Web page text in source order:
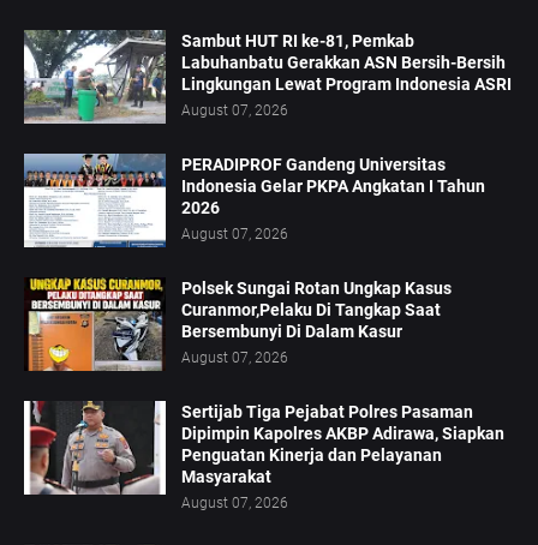
Sambut HUT RI ke-81, Pemkab
Labuhanbatu Gerakkan ASN Bersih-Bersih
Lingkungan Lewat Program Indonesia ASRI
August 07, 2026
PERADIPROF Gandeng Universitas
Indonesia Gelar PKPA Angkatan I Tahun
2026
August 07, 2026
Polsek Sungai Rotan Ungkap Kasus
Curanmor,Pelaku Di Tangkap Saat
Bersembunyi Di Dalam Kasur
August 07, 2026
Sertijab Tiga Pejabat Polres Pasaman
Dipimpin Kapolres AKBP Adirawa, Siapkan
Penguatan Kinerja dan Pelayanan
Masyarakat
August 07, 2026